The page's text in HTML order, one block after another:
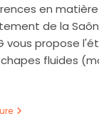
en
de la
vous propose
fluides
Chape